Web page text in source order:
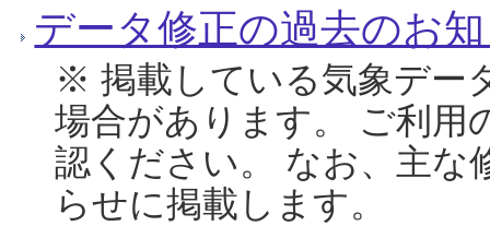
データ修正の過去のお
※ 掲載している気象デー
場合があります。 ご利用
認ください。 なお、主な
らせに掲載します。